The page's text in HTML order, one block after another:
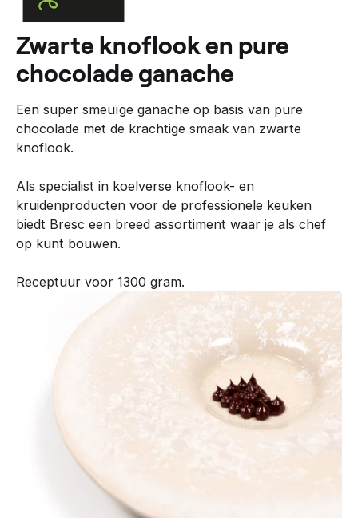
c
o
m
p
n
e
n
i
s
o
n
w
zwarte knoflook en pure
chocolade ganache
Een super smeuïge ganache op basis van pure
chocolade met de krachtige smaak van zwarte
knoflook.
Als specialist in koelverse knoflook- en
kruidenproducten voor de professionele keuken
biedt Bresc een breed assortiment waar je als chef
op kunt bouwen.
Receptuur voor 1300 gram.